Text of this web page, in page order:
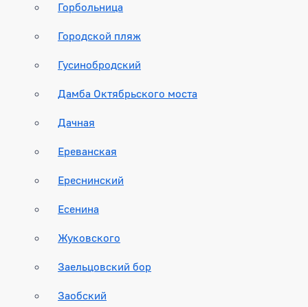
Горбольница
Городской пляж
Гусинобродский
Дамба Октябрьского моста
Дачная
Ереванская
Ереснинский
Есенина
Жуковского
Заельцовский бор
Заобский